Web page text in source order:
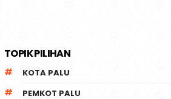
TOPIK PILIHAN
KOTA PALU
PEMKOT PALU